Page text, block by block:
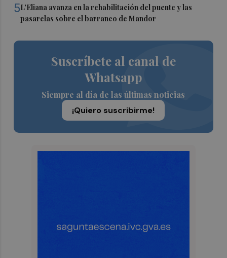
5L'Eliana avanza en la rehabilitación del puente y las
pasarelas sobre el barranco de Mandor
Suscríbete al canal de
Whatsapp
Siempre al día de las últimas noticias
¡Quiero suscribirme!